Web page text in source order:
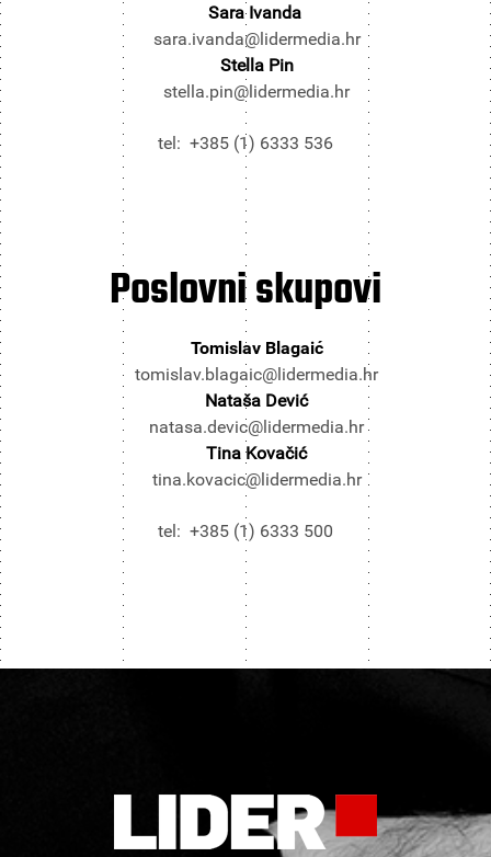
Sara Ivanda
sara.ivanda@lidermedia.hr
Stella Pin
stella.pin@lidermedia.hr
tel: +385 (1) 6333 536
Poslovniskupovi
Tomislav Blagaić
tomislav.blagaic@lidermedia.hr
Nataša Dević
natasa.devic@lidermedia.hr
Tina Kovačić
tina.kovacic@lidermedia.hr
tel: +385 (1) 6333 500